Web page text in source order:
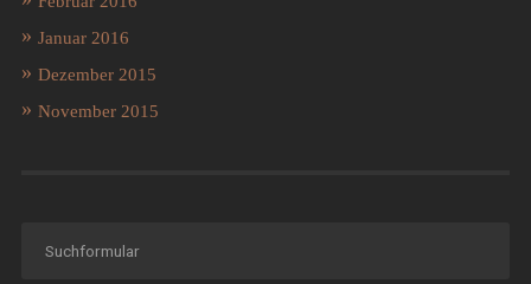
Januar 2016
Dezember 2015
November 2015